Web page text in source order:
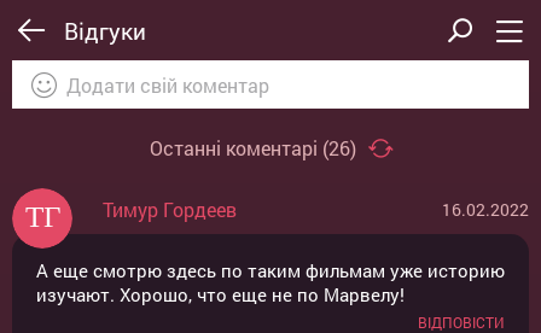
Відгуки
ВІДПРАВИТИ
Останні коментарі (26)
Тимур Гордеев 16.02.2022
А еще смотрю здесь по таким фильмам уже историю
изучают. Хорошо, что еще не по Марвелу!
ВІДПОВІСТИ